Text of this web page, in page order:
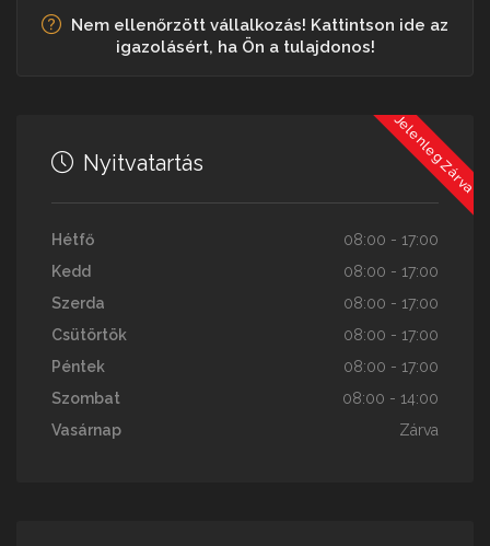
Nem ellenőrzött vállalkozás! Kattintson ide az
igazolásért, ha Ön a tulajdonos!
Jelenleg Zárva
Nyitvatartás
Hétfő
08:00 - 17:00
Kedd
08:00 - 17:00
Szerda
08:00 - 17:00
Csütörtök
08:00 - 17:00
Péntek
08:00 - 17:00
Szombat
08:00 - 14:00
Vasárnap
Zárva